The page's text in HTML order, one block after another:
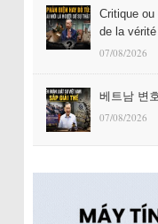
Critique
de la vérité
07/08/2026
베트남 변
07/08/2026